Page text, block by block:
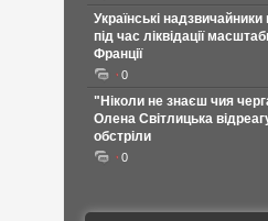
Українські
під час ліквідації
Франції
0
"Ніколи не знаєш чия
Олена Світлицька
обстріли
0